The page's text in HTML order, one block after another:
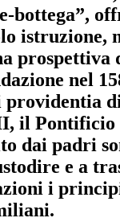
bottega”,
istruzione,
prospettiva
nel
providentia
il Pontificio
dai padri
e a
i
.